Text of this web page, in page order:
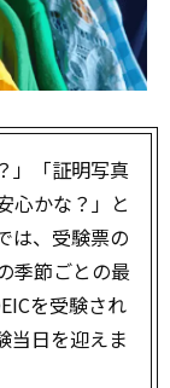
」「証明写真
心かな？」と
は、受験票の
季節ごとの最
を受験され
当日を迎えま